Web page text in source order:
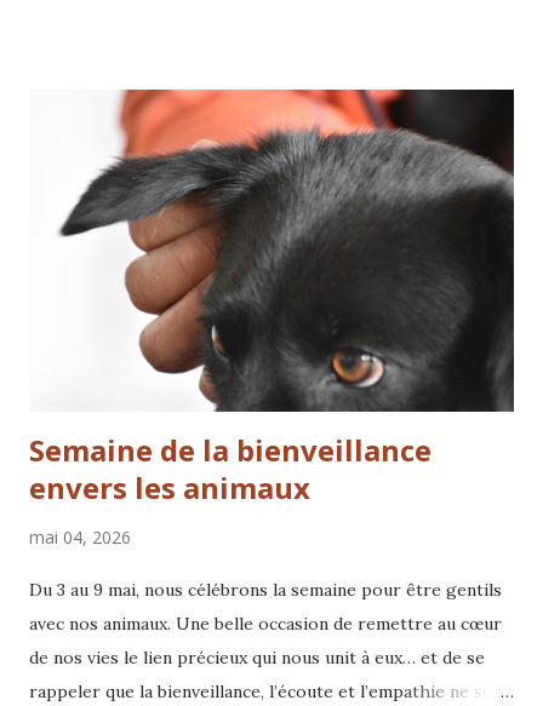
européennes, j’ai pu approfondir continuellement la
méthode. Je trouve particulièrement enrichissant que le
Tellington TTouch puisse être appliqué à tous les êtres
vivants – chaque animal, chaque être m’ouvre de nouvelles
perspectives et compréhensions. Un autre grand avantage
de la méthode Tellington réside, pour moi, dans sa
flexibilité. Les TTouches peuvent être adaptés aux besoins
du moment, les ...
Semaine de la bienveillance
envers les animaux
mai 04, 2026
Du 3 au 9 mai, nous célébrons la semaine pour être gentils
avec nos animaux. Une belle occasion de remettre au cœur
de nos vies le lien précieux qui nous unit à eux… et de se
rappeler que la bienveillance, l’écoute et l’empathie ne sont